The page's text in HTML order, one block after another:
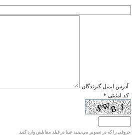
* آدرس ايميل گيرندگان
* کد امنیتی
حروفي را كه در تصوير مي‌بينيد عينا در فيلد مقابلش وارد كنيد